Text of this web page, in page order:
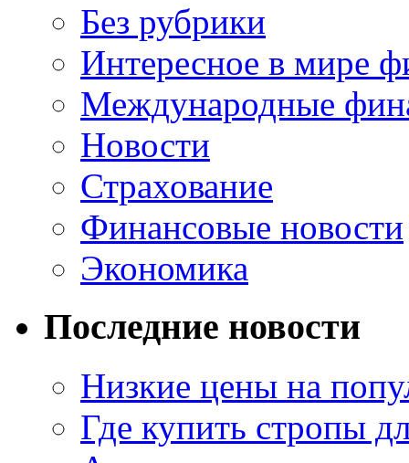
Без рубрики
Интересное в мире
Международные
Новости
Страхование
Финансовые новости
Экономика
Последние новости
Низкие цены на
Где купить стропы